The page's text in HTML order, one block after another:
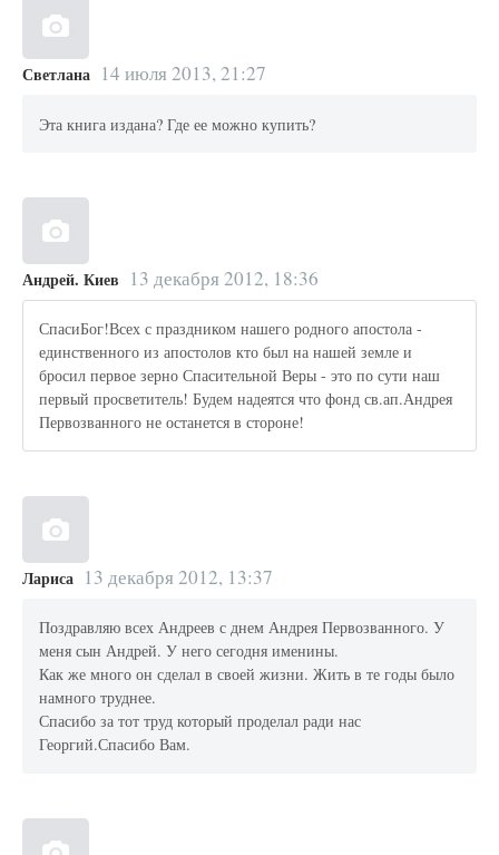
Светлана 14 июля 2013, 21:27
Эта книга издана? Где ее можно купить?
Андрей. Киев 13 декабря 2012, 18:36
СпасиБог!Всех с праздником нашего родного апостола -
единственного из апостолов кто был на нашей земле и
бросил первое зерно Спасительной Веры - это по сути наш
первый просветитель! Будем надеятся что фонд св.ап.Андрея
Первозванного не останется в стороне!
Лариса 13 декабря 2012, 13:37
Поздравляю всех Андреев с днем Андрея Первозванного. У
меня сын Андрей. У него сегодня именины.
Как же много он сделал в своей жизни. Жить в те годы было
намного труднее.
Спасибо за тот труд который проделал ради нас
Георгий.Спасибо Вам.